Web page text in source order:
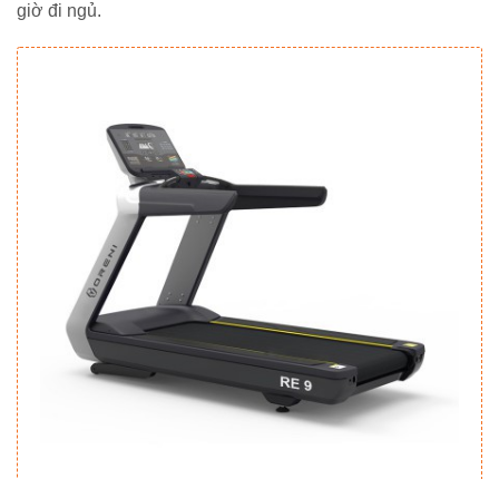
giờ đi ngủ.